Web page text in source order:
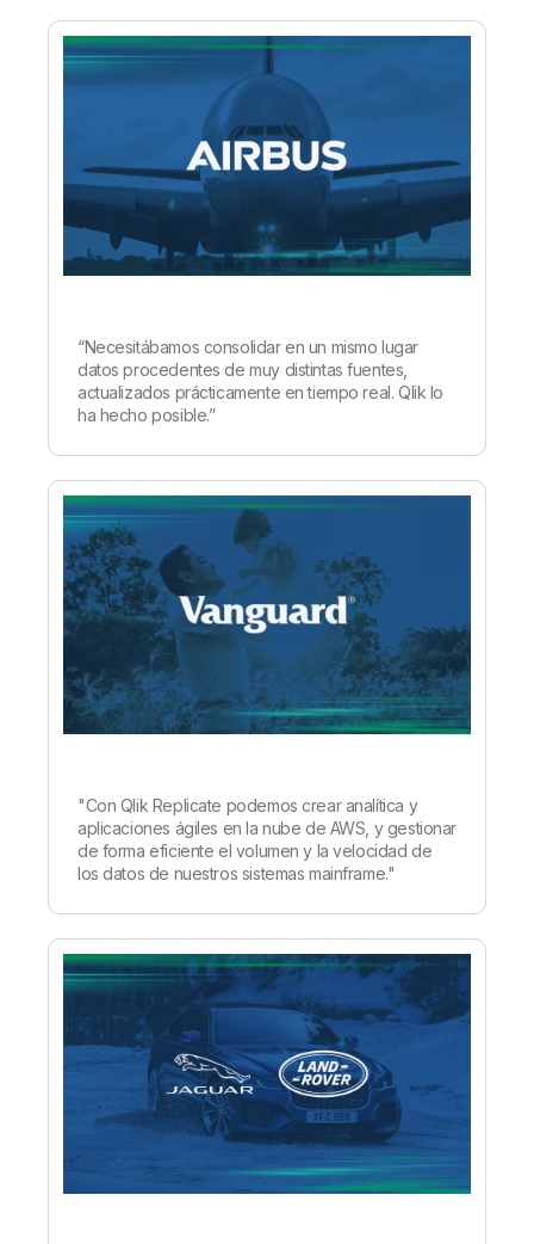
“Necesitábamos consolidar en un mismo lugar
datos procedentes de muy distintas fuentes,
actualizados prácticamente en tiempo real. Qlik lo
ha hecho posible.”
"Con Qlik Replicate podemos crear analítica y
aplicaciones ágiles en la nube de AWS, y gestionar
de forma eficiente el volumen y la velocidad de
los datos de nuestros sistemas mainframe."